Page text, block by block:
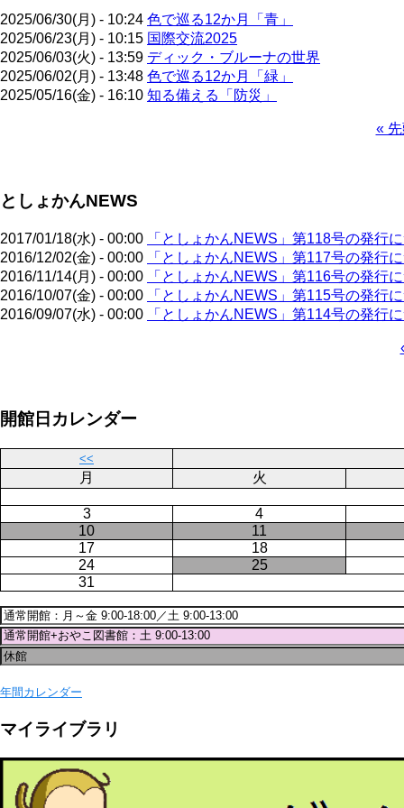
2025/06/30(月) - 10:24 色で巡る12か月「青」
2025/06/23(月) - 10:15 国際交流2025
2025/06/03(火) - 13:59 ディック・ブルーナの世界
2025/06/02(月) - 13:48 色で巡る12か月「緑」
2025/05/16(金) - 16:10 知る備える「防災」
送
先
«
としょかんNEWS
2017/01/18(水) - 00:00
「としょかんNEWS」第118号の発行
2016/12/02(金) - 00:00
「としょかんNEWS」第117号の発行
2016/11/14(月) - 00:00
「としょかんNEWS」第116号の発行
2016/10/07(金) - 00:00
「としょかんNEWS」第115号の発行
2016/09/07(水) - 00:00
「としょかんNEWS」第114号の発行
送
開館日カレンダー
<<
月 火
3
4
10
11
17
18
24
25
31
年間カレンダー
マイライブラリ